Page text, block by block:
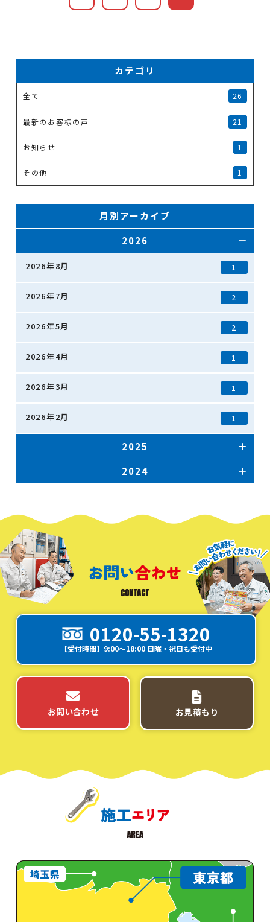
カテゴリ
全て 26
最新のお客様の声 21
お知らせ 1
その他 1
月別アーカイブ
2026
2026年8月 1
2026年7月 2
2026年5月 2
2026年4月 1
2026年3月 1
2026年2月 1
2025
2024
0120-55-1320
【受付時間】9:00～18:00 日曜・祝日も受付中
お問い合わせ お見積もり